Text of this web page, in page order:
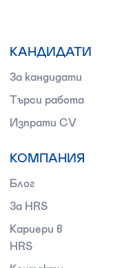
КАНДИДАТИ
За кандидати
Търси работа
Изпрати CV
КОМПАНИЯ
Блог
За HRS
Кариери в
HRS